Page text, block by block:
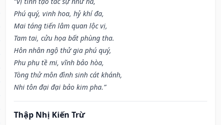
Phú quý, vinh hoa, hỷ khí đa,
Mai táng tiến lâm quan lộc vị,
Tam tai, cửu họa bất phùng tha.
Hôn nhân ngộ thử gia phú quý,
Phu phụ tề mi, vĩnh bảo hòa,
Tòng thử môn đình sinh cát khánh,
Nhi tôn đại đại bảo kim pha.”
Thập Nhị Kiến Trừ